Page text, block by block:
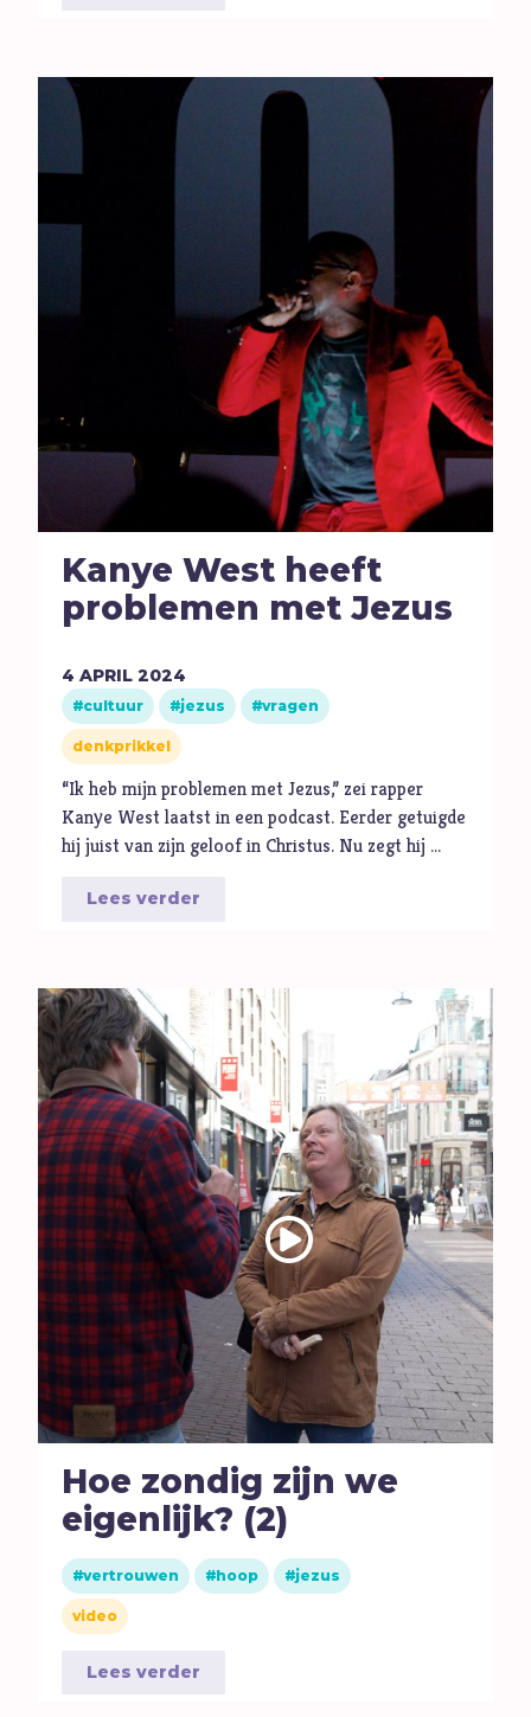
Kanye West heeft
problemen met Jezus
4 APRIL 2024
cultuur jezus vragen
denkprikkel
“Ik heb mijn problemen met Jezus,” zei rapper
Kanye West laatst in een podcast. Eerder getuigde
hij juist van zijn geloof in Christus. Nu zegt hij …
Lees verder
Hoe zondig zijn we
eigenlijk? (2)
vertrouwen hoop jezus
video
Lees verder